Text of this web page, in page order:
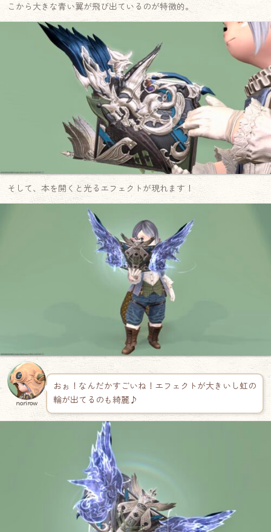
こから大きな青い翼が飛び出ているのが特徴的。
そして、本を開くと光るエフェクトが現れます！
norirow
おぉ！なんだかすごいね！エフェクトが大きいし虹の
輪が出てるのも綺麗♪